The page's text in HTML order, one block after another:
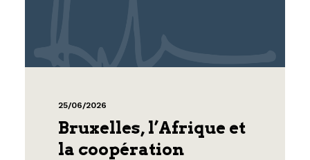
25/06/2026
Bruxelles, l’Afrique et
la coopération